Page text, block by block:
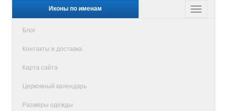
Иконы по именам
Блог
Контакты и доставка
Карта сайта
Церковный календарь
Размеры одежды